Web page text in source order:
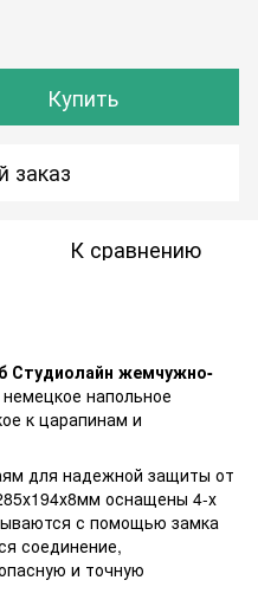
Купить
заказ
К сравнению
Студиолайн жемчужно-
напольное
к царапинам и
для надежной защиты от
оснащены 4-х
с помощью замка
соединение,
и точную